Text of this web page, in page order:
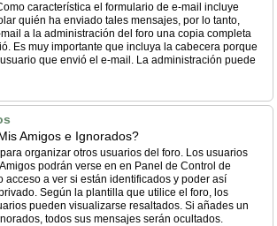
característica el formulario de e-mail incluye
quién ha enviado tales mensajes, por lo tanto,
a la administración del foro una copia completa
Es muy importante que incluya la cabecera porque
que envió el e-mail. La administración puede
Amigos e Ignorados?
organizar otros usuarios del foro. Los usuarios
podrán verse en en Panel de Control de
acceso a ver si están identificados y poder así
Según la plantilla que utilice el foro, los
pueden visualizarse resaltados. Si añades un
todos sus mensajes serán ocultados.